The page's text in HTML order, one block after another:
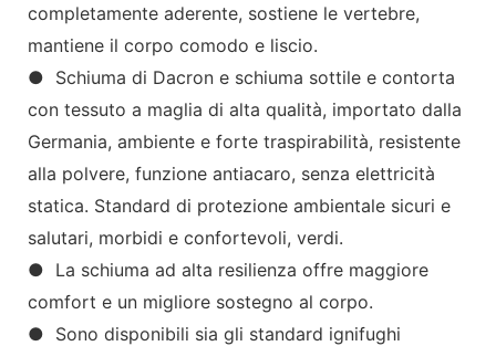
completamente aderente, sostiene le vertebre,
mantiene il corpo comodo e liscio.
● Schiuma di Dacron e schiuma sottile e contorta
con tessuto a maglia di alta qualità, importato dalla
Germania, ambiente e forte traspirabilità, resistente
alla polvere, funzione antiacaro, senza elettricità
statica. Standard di protezione ambientale sicuri e
salutari, morbidi e confortevoli, verdi.
● La schiuma ad alta resilienza offre maggiore
comfort e un migliore sostegno al corpo.
● Sono disponibili sia gli standard ignifughi